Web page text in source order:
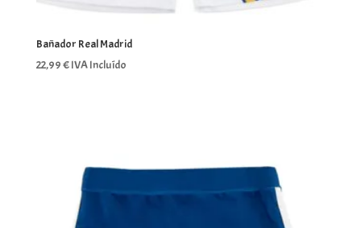
Bañador Real Madrid
22,99€IVA Incluído